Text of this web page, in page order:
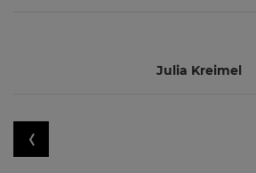
Julia Kreimel